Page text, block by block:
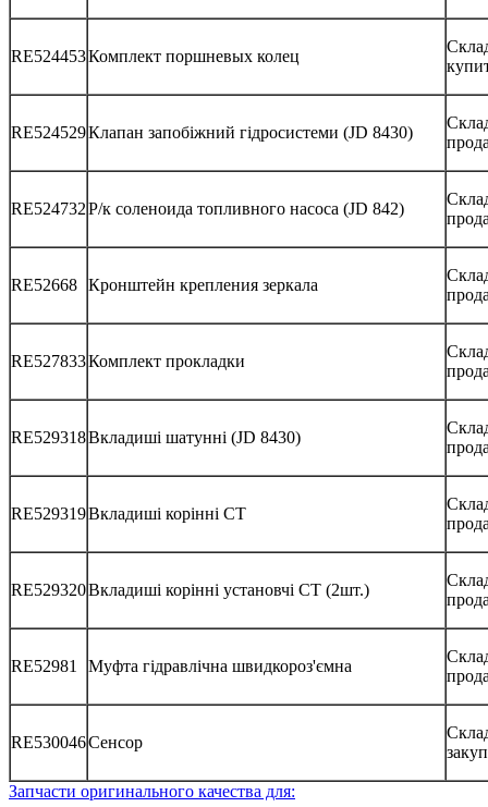
RE524453Комплект поршневых колец
RE524529Клапан запобіжний гідросистеми (JD 8430)
RE524732Р/к соленоида топливного насоса (JD 842)
RE52668 Кронштейн крепления зеркала
RE527833Комплект прокладки
RE529318Вкладиші шатунні (JD 8430)
RE529319Вкладиші корінні СТ
RE529320Вкладиші корінні установчі СТ (2шт.)
RE52981 Муфта гідравлічна швидкороз'ємна
RE530046Сенсор
Запчасти оригинального качества для: